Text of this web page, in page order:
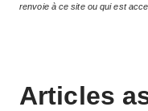
renvoie à ce site ou qui est
Articles